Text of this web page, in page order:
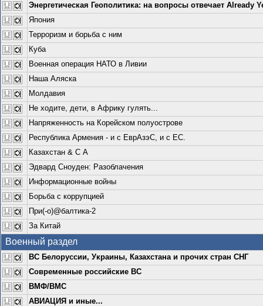
Энергетическая Геополитика: на вопросы отвечает Already
Япония
Терроризм и борьба с ним
Куба
Военная операция НАТО в Ливии
Наша Аляска
Молдавия
Не ходите, дети, в Африку гулять...
Напряженность на Корейском полуострове
Республика Армения - и с ЕврАзэС, и с ЕС.
Казахстан & С А
Эдвард Сноуден: Разоблачения
Информационные войны
Борьба с коррупцией
При(-о)@балтика-2
За Китай
Военный раздел
ВС Белоруссии, Украины, Казахстана и прочих стран СНГ
Современные российские ВС
ВМФ/ВМС
АВИАЦИЯ и иные...